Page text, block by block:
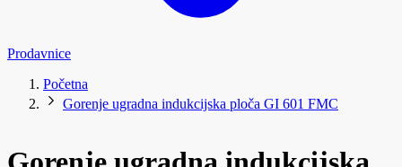
Prodavnice
Početna
Gorenje ugradna indukcijska ploča GI 601 FMC